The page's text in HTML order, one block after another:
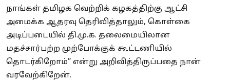
நாங்கள் தமிழக வெற்றிக் கழகத்திற்கு ஆட்சி
அமைக்க ஆதரவு தெரிவித்தாலும், கொள்கை
அடிப்படையில் தி.மு.க. தலைமையிலான
மதச்சார்பற்ற முற்போக்குக் கூட்டணியில்
தொடர்கிறோம்” என்று அறிவித்திருப்பதை நான்
வரவேற்கிறேன்.